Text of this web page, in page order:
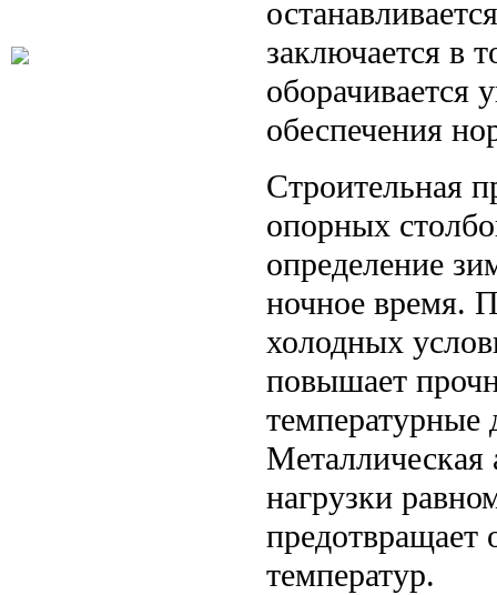
заключается в
оборачивается
обеспечения
Строительная
опорных
определение
ночное время.
холодных
повышает
температурные
Металлическая
нагрузки
предотвращает
температур.